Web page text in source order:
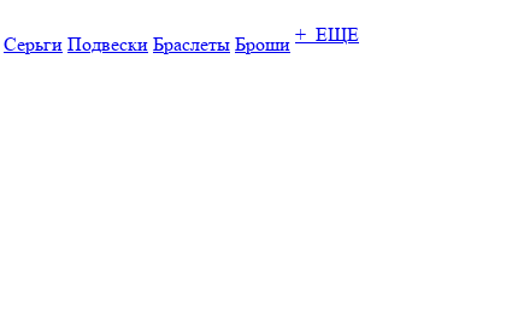
Серьги Подвески Браслеты Броши + ЕЩЕ